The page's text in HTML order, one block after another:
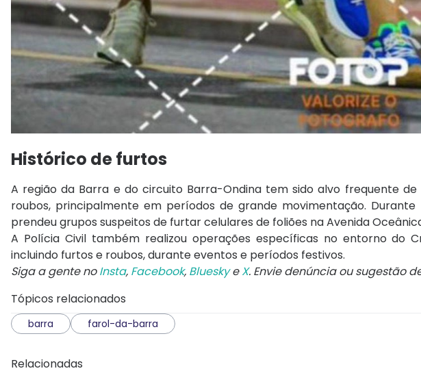
Histórico de furtos
A região da Barra e do circuito Barra-Ondina tem sido alvo frequente
roubos, principalmente em períodos de grande movimentação.
prendeu grupos suspeitos de furtar celulares de foliões na Avenida
A Polícia Civil também realizou operações específicas no entorno do
incluindo furtos e roubos, durante eventos e períodos festivos.
Siga a gente noInsta, Facebook, BlueskyeX. Envie denúncia ou sugestão
Tópicos relacionados
barra farol-da-barra
Relacionadas